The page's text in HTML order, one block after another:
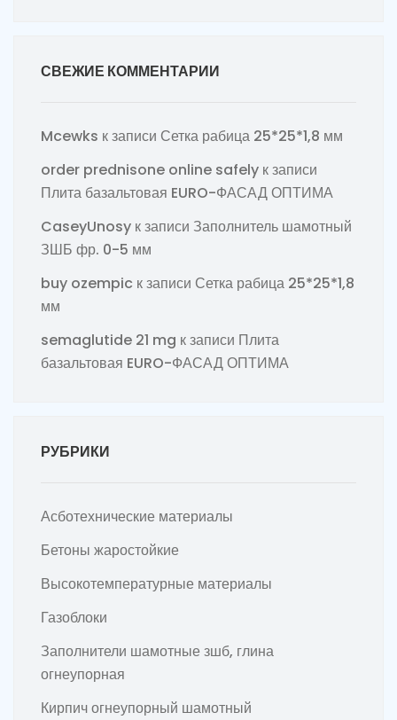
СВЕЖИЕ КОММЕНТАРИИ
Mcewks к записи Сетка рабица 25*25*1,8 мм
order prednisone online safely к записи
Плита базальтовая EURO-ФАСАД ОПТИМА
CaseyUnosy к записи Заполнитель шамотный
ЗШБ фр. 0-5 мм
buy ozempic к записи Сетка рабица 25*25*1,8
мм
semaglutide 21 mg к записи Плита
базальтовая EURO-ФАСАД ОПТИМА
РУБРИКИ
Асботехнические материалы
Бетоны жаростойкие
Высокотемпературные материалы
Газоблоки
Заполнители шамотные зшб, глина
огнеупорная
Кирпич огнеупорный шамотный